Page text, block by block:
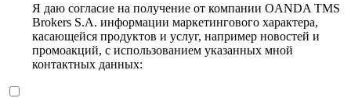
Я даю согласие на получение от компании OANDA TMS
Brokers S.A. информации маркетингового характера,
касающейся продуктов и услуг, например новостей и
промоакций, с использованием указанных мной
контактных данных: